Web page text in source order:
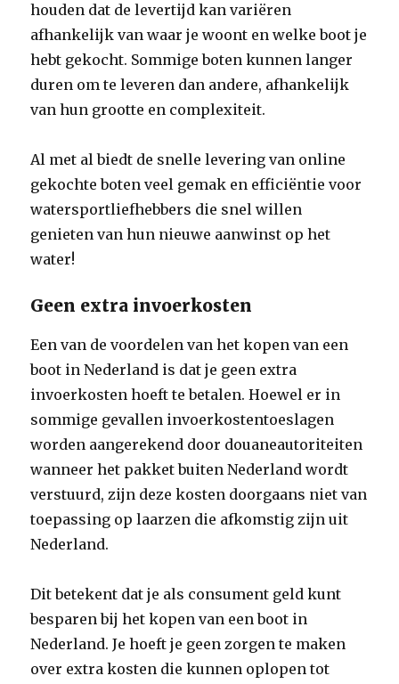
houden dat de levertijd kan variëren
afhankelijk van waar je woont en welke boot je
hebt gekocht. Sommige boten kunnen langer
duren om te leveren dan andere, afhankelijk
van hun grootte en complexiteit.
Al met al biedt de snelle levering van online
gekochte boten veel gemak en efficiëntie voor
watersportliefhebbers die snel willen
genieten van hun nieuwe aanwinst op het
water!
Geen extra invoerkosten
Een van de voordelen van het kopen van een
boot in Nederland is dat je geen extra
invoerkosten hoeft te betalen. Hoewel er in
sommige gevallen invoerkostentoeslagen
worden aangerekend door douaneautoriteiten
wanneer het pakket buiten Nederland wordt
verstuurd, zijn deze kosten doorgaans niet van
toepassing op laarzen die afkomstig zijn uit
Nederland.
Dit betekent dat je als consument geld kunt
besparen bij het kopen van een boot in
Nederland. Je hoeft je geen zorgen te maken
over extra kosten die kunnen oplopen tot